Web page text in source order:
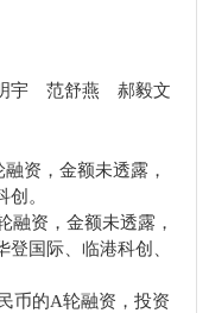
宇 范舒燕 郝毅文
资，金额未透露，
。
融资，金额未透露，
国际、临港科创、
币的A轮融资，投资